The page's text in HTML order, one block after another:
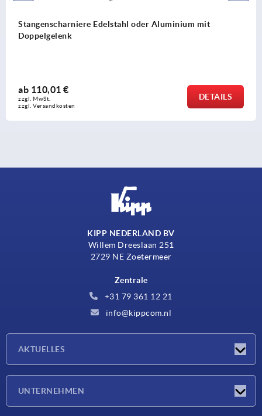
Stangenscharniere Stahl, innenliegend, mit
und Öffnungswinkel 120°
ab70,09 €
zzgl. MwSt.
zzgl. Versandkosten
DETAILS
KIPP NEDERLAND BV
Willem Dreeslaan 251
2729 NE Zoetermeer
Zentrale
+31 79 361 12 21
info@kippcom.nl
AKTUELLES
UNTERNEHMEN